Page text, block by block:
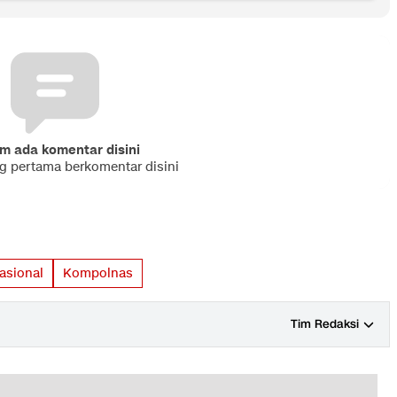
ada komentar disini
pertama berkomentar disini
Kompolnas
Tim Redaksi